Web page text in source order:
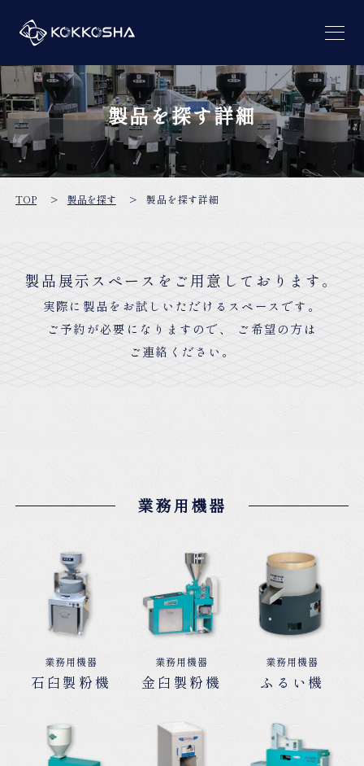
國光社の想い
國光社について
製品を探す
お客様の声
導入店舗様 一覧
製品を探す詳細
TOP 製品を探す 製品を探す詳細
製品展示スペースをご用意しております。
実際に製品をお試しいただけるスペースです。
ご予約が必要になりますので、 ご希望の方は
ご連絡ください。
業務用機器
業務用機器
石臼製粉機
業務用機器
金臼製粉機
業務用機器
ふるい機